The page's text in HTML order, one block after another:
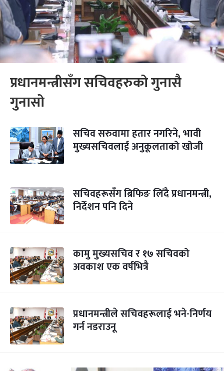
प्रधानमन्त्रीसँग सचिवहरुको गुनासै
गुनासो
सचिव सरुवामा हतार नगरिने, भावी
मुख्यसचिवलाई अनुकूलताको खोजी
सचिवहरूसँग ब्रिफिङ लिंदै प्रधानमन्त्री,
निर्देशन पनि दिने
कामु मुख्यसचिव र १७ सचिवको
अवकाश एक वर्षभित्रै
प्रधानमन्त्रीले सचिवहरूलाई भने-निर्णय
गर्न नडराउनू